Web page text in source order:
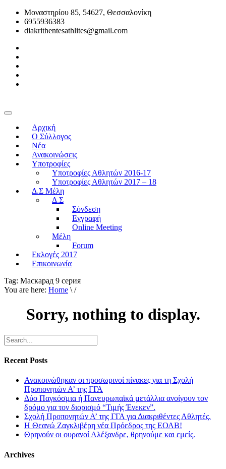
Μοναστηρίου 85, 54627, Θεσσαλονίκη
6955936383
diakrithentesathlites@gmail.com
Αρχική
O Σύλλογος
Νέα
Ανακοινώσεις
Υποτροφίες
Υποτροφίες Αθλητών 2016-17
Υποτροφίες Αθλητών 2017 – 18
Δ.Σ Μέλη
Δ.Σ
Σύνδεση
Εγγραφή
Online Meeting
Μέλη
Forum
Εκλογές 2017
Επικοινωνία
Tag: Маскарад 9 серия
You are here: Home \ /
Sorry, nothing to display.
Recent Posts
Ανακοινώθηκαν οι προσωρινοί πίνακες για τη Σχολή
Προπονητών Α’ της ΓΓΑ
Δύο Παγκόσμια ή Πανευρωπαϊκά μετάλλια ανοίγουν τον
δρόμο για τον διορισμό “Τιμής Ένεκεν”.
Σχολή Προπονητών Α’ της ΓΓΑ για Διακριθέντες Αθλητές.
Η Θεανώ Ζαγκλιβέρη νέα Πρόεδρος της ΕΟΑΒ!
Θρηνούν οι ουρανοί Αλέξανδρε, θρηνούμε και εμείς.
Archives